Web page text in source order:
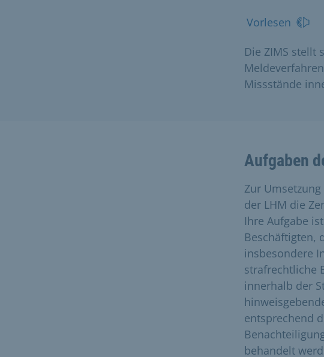
Vorlesen
Die ZIMS stellt
Missstände
Aufgaben
Zur
der LHM die
Ihre Aufgabe
Beschäftigten,
insbesondere
strafrechtliche
innerhalb der
entsprechend
behandelt